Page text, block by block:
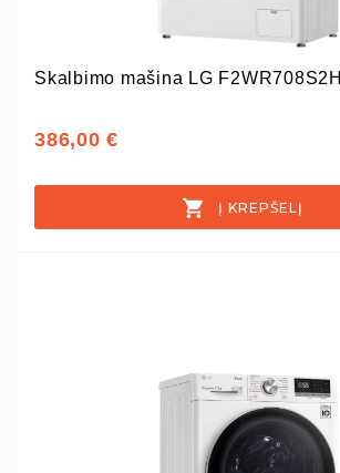
Skalbimo mašina LG F2WR708S2H
386,00 €
Į KREPŠELĮ